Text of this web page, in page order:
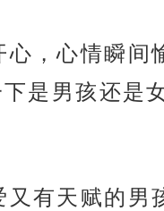
心，心情瞬
是男孩还是
有天赋的男